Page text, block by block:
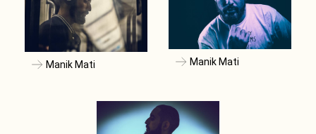
Manik Mati Manik Mati